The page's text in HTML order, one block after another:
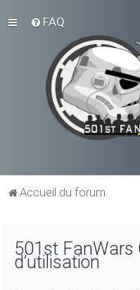
FAQ
Accueil du forum
501st FanWars
d’utilisation